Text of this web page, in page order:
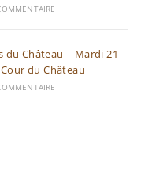
du Château – Mardi 21
du Château